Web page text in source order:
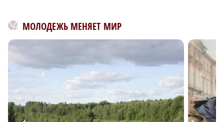
МОЛОДЕЖЬ МЕНЯЕТ МИР